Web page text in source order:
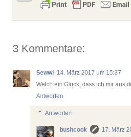
3 Kommentare:
Sewwi 14. März 2017 um 15:37
Welch ein Glück, dass ich mir aus
Antworten
Antworten
bushcook
17. März